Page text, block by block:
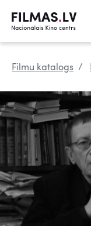
Filmu katalogs